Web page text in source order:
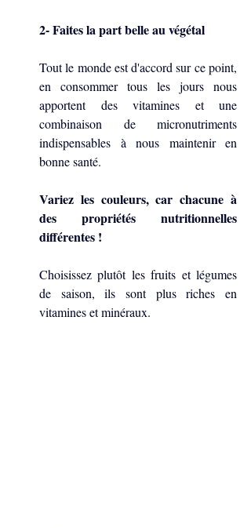
2- Faites la part belle au végétal
Tout le monde est d'accord sur ce point,
en consommer tous les jours nous
apportent des vitamines et une
combinaison de micronutriments
indispensables à nous maintenir en
bonne santé.
Variez les couleurs, car chacune à
des propriétés nutritionnelles
différentes !
Choisissez plutôt les fruits et légumes
de saison, ils sont plus riches en
vitamines et minéraux.